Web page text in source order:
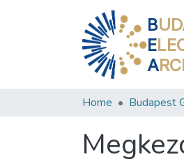
B
E
A
Home Budapest